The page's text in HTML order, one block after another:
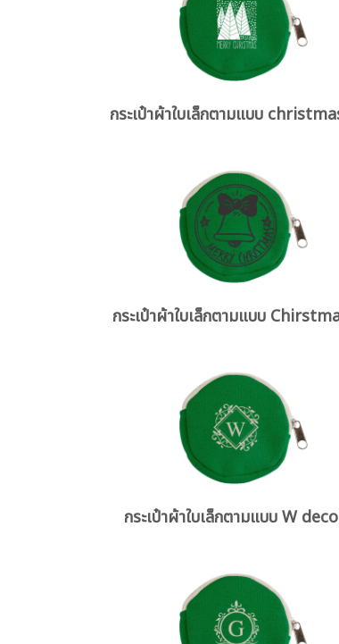
กระเป๋าผ้าใบเล็กตามแบบ
กระเป๋าผ้าใบเล็กตามแบบ
กระเป๋าผ้าใบเล็กตามแบบ W